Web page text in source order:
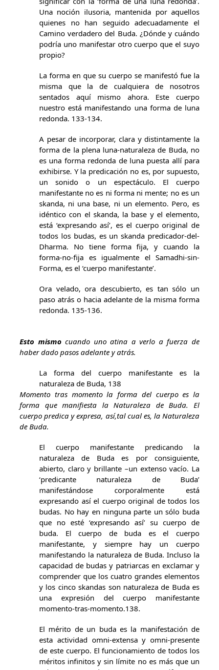
Una noción ilusoria, mantenida por aquellos
quienes no han seguido adecuadamente el
Camino verdadero del Buda. ¿Dónde y cuándo
podría uno manifestar otro cuerpo que el suyo
propio?
La forma en que su cuerpo se manifestó fue la
misma que la de cualquiera de nosotros
sentados aquí mismo ahora. Este cuerpo
nuestro está manifestando una forma de luna
redonda. 133-134.
A pesar de incorporar, clara y distintamente la
forma de la plena luna-naturaleza de Buda, no
es una forma redonda de luna puesta allí para
exhibirse. Y la predicación no es, por supuesto,
un sonido o un espectáculo. El cuerpo
manifestante no es ni forma ni mente; no es un
skanda, ni una base, ni un elemento. Pero, es
idéntico con el skanda, la base y el elemento,
está ‘expresando así’, es el cuerpo original de
todos los budas, es un skanda predicador-del-
Dharma. No tiene forma fija, y cuando la
forma-no-fija es igualmente el Samadhi-sin-
Forma, es el ‘cuerpo manifestante’.
Ora velado, ora descubierto, es tan sólo un
paso atrás o hacia adelante de la misma forma
redonda. 135-136.
Esto mismo cuando uno atina a verlo a fuerza de
haber dado pasos adelante y atrás.
La forma del cuerpo manifestante es la
naturaleza de Buda, 138
Momento tras momento la forma del cuerpo es la
forma que manifiesta la Naturaleza de Buda. El
cuerpo predica y expresa, así,tal cual es, la Naturaleza
de Buda.
El cuerpo manifestante predicando la
naturaleza de Buda es por consiguiente,
abierto, claro y brillante –un extenso vacío. La
‘predicante naturaleza de Buda’
manifestándose corporalmente está
expresando así el cuerpo original de todos los
budas. No hay en ninguna parte un sólo buda
que no esté ‘expresando así’ su cuerpo de
buda. El cuerpo de buda es el cuerpo
manifestante, y siempre hay un cuerpo
manifestando la naturaleza de Buda. Incluso la
capacidad de budas y patriarcas en exclamar y
comprender que los cuatro grandes elementos
y los cinco skandas son naturaleza de Buda es
una expresión del cuerpo manifestante
momento-tras-momento.138.
El mérito de un buda es la manifestación de
esta actividad omni-extensa y omni-presente
de este cuerpo. El funcionamiento de todos los
méritos infinitos y sin límite no es más que un